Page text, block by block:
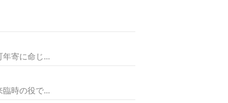
寄に命じ...
時の役で...